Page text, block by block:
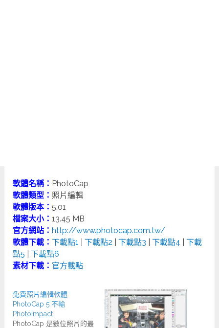
軟體名稱： PhotoCap
軟體類型： 照片編輯
軟體版本：5.01
檔案大小：13.45 MB
官方網站：http://www.photocap.com.tw/
軟體下載：下載點1 |下載點2 |下載點3 |下載點4 |下載
點5 |下載點6
素材下載： 官方載點
免費照片編輯軟體
PhotoCap 5 不輸
PhotoImpact
PhotoCap 是數位照片的最